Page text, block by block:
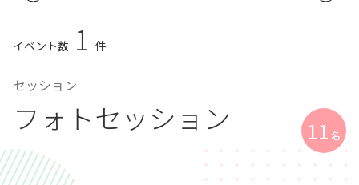
イベント数 1 件
セッション
フォトセッション 11 名